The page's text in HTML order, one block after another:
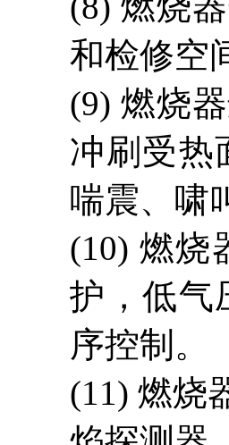
和检修空
(9) 燃烧
冲刷受热
喘震、啸
(10) 燃烧
护，低气
序控制。
(11)燃烧